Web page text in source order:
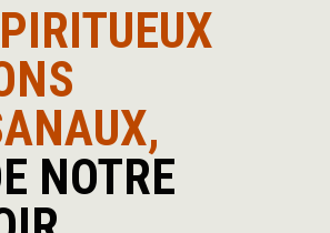
NOTRE